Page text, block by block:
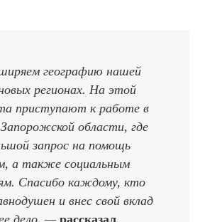
географию нашей
регионах. На этой
приступают к работе в
области, где
запрос на помощь
а также социальным
Спасибо каждому, кто
и внес свой вклад